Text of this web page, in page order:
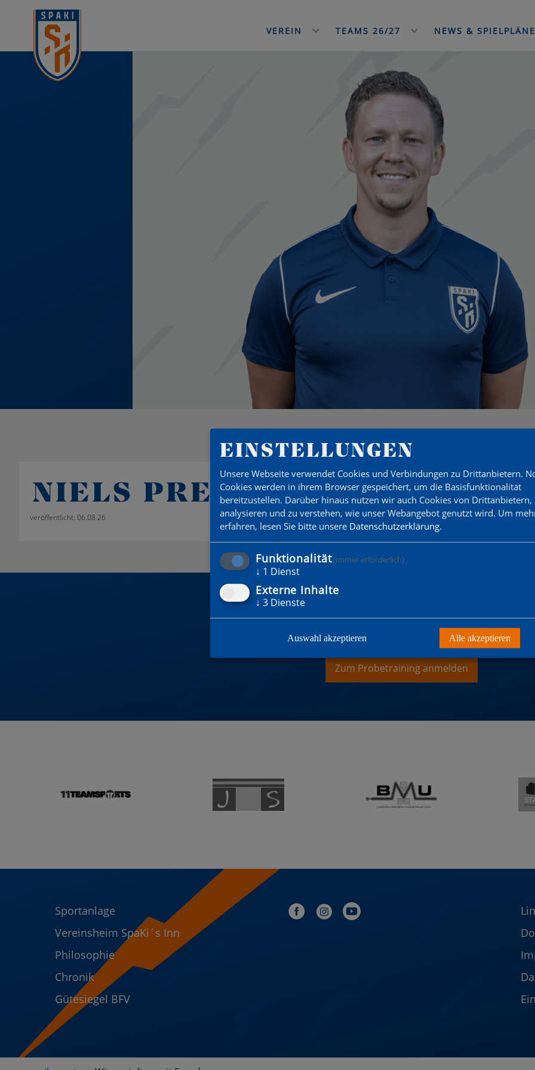
VEREIN TEAMS 26/27 NEWS &
NIELS PREUSS
veröffentlicht: 06.08.26
DU WILLST MITGLIED
Zum Probetraining anmelden
Sportanlage
Vereinsheim SpaKi´s Inn
Philosophie
Chronik
Gütesiegel BFV
EINSTELLUNGEN
Unsere Webseite verwendet Cookies und Verbindungen zu Drittanbietern.
Cookies werden in ihrem Browser gespeichert, um die Basisfunktionalität
bereitzustellen. Darüber hinaus nutzen wir auch Cookies von Drittanbietern,
analysieren und zu verstehen, wie unser Webangebot genutzt wird. Um
erfahren, lesen Sie bitte unsere Datenschutzerklärung.
Funktionalität(immer erforderlich)
↓ 1 Dienst
Externe Inhalte
↓ 3 Dienste
Auswahl akzeptieren Alle akzeptieren